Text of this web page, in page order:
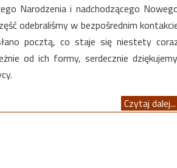
Narodzenia i nadchodzącego
odebraliśmy w bezpośrednim
pocztą, co staje się niestety
od ich formy, serdecznie
Czytaj dalej...